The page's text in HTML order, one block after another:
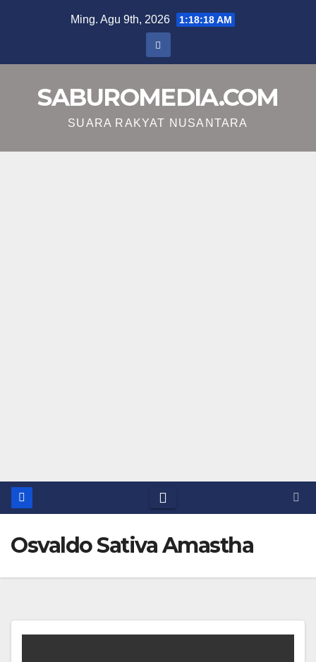
Ming. Agu 9th, 2026 1:18:19 AM
SABUROMEDIA.COM
SUARA RAKYAT NUSANTARA
Osvaldo Sativa Amastha